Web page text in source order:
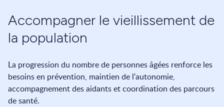
Accompagner le vieillissement de
la population
La progression du nombre de personnes âgées renforce les
besoins en prévention, maintien de l'autonomie,
accompagnement des aidants et coordination des parcours
de santé.